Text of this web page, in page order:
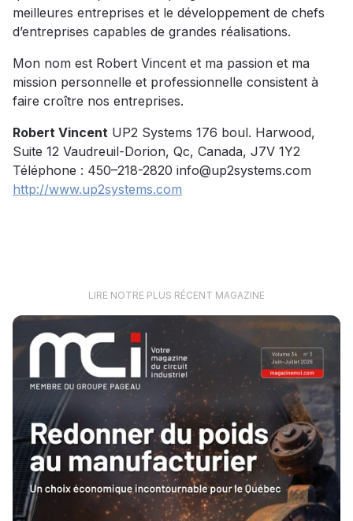
meilleures entreprises et le développement de chefs
d’entreprises capables de grandes réalisations.
Mon nom est Robert Vincent et ma passion et ma
mission personnelle et professionnelle consistent à
faire croître nos entreprises.
Robert Vincent UP2 Systems 176 boul. Harwood,
Suite 12 Vaudreuil-Dorion, Qc, Canada, J7V 1Y2
Téléphone : 450–218-2820 info@up2systems.com
http://www.up2systems.com
LIRE NOTRE PLUS RÉCENT MAGAZINE